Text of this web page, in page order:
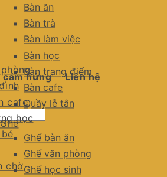
Bàn ăn
Bàn trà
Bàn làm việc
Bàn học
Bàn trang điểm
Bàn cafe
Quầy lễ tân
Ghế
Ghế bàn ăn
Ghế văn phòng
Ghế học sinh
cafe
học
chờ
cảm hứng Liên hệ